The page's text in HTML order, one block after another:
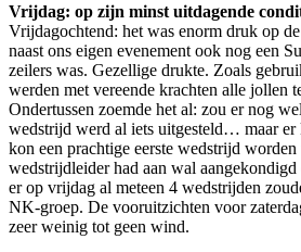
Vrijdag: op zijn minst uitdagende
Vrijdagochtend: het was enorm druk op
naast ons eigen evenement ook nog een
zeilers was. Gezellige drukte. Zoals
werden met vereende krachten alle jollen
Ondertussen zoemde het al: zou er nog
wedstrijd werd al iets uitgesteld… maar
kon een prachtige eerste wedstrijd
wedstrijdleider had aan wal
er op vrijdag al meteen 4 wedstrijden
NK-groep. De vooruitzichten voor
zeer weinig tot geen wind.